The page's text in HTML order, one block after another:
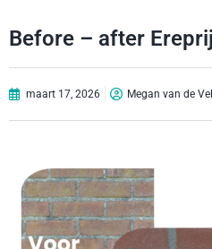
Before – after
maart 17, 2026 Megan van de